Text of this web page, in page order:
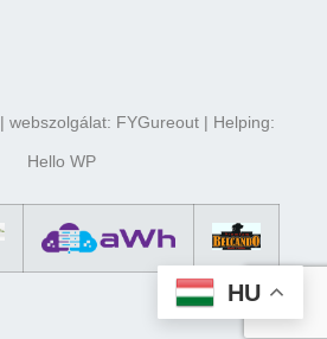
| webszolgálat: FYGureout | Helping:
Hello WP
HU